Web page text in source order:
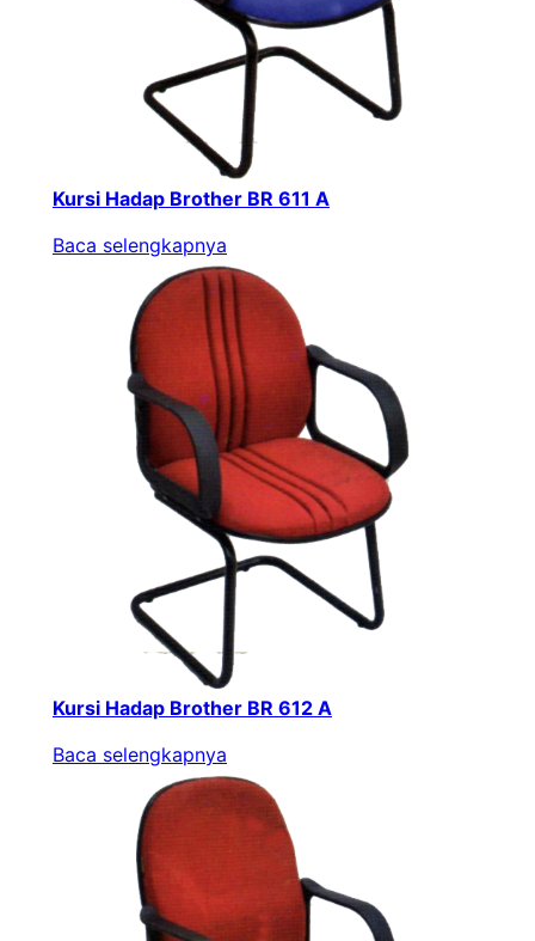
Kursi Hadap Brother BR 611 A
Baca selengkapnya
Kursi Hadap Brother BR 612 A
Baca selengkapnya